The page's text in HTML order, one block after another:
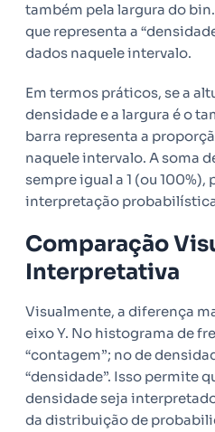
também pela largura do
que representa a
dados naquele intervalo.
Em termos práticos, se a
densidade e a largura é o
barra representa a
naquele intervalo. A soma
sempre igual a 1 (ou
interpretação
Comparação
Interpretativa
Visualmente, a diferença
eixo Y. No histograma de
“contagem”; no de
“densidade”. Isso permite
densidade seja
da distribuição de